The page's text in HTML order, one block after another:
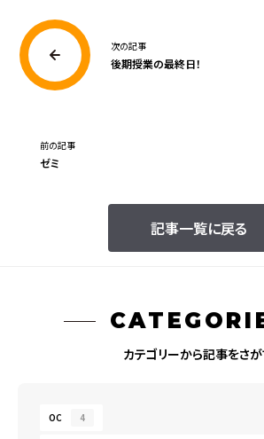
次の記事
後期授業の最終日！
記事一覧に戻る
前の記事
ゼミ
カテゴリーから記事をさ
OC 4